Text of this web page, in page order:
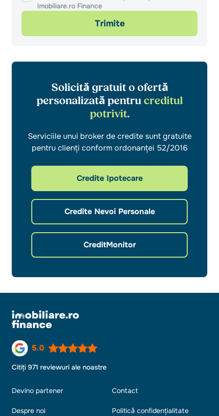
Imobiliare.ro Finance
Trimite
Solicită gratuit o ofertă
personalizată pentrucreditul
potrivit.
Serviciile unui broker de credite sunt gratuite
pentru clienți conform ordonanței 52/2016
Credite Ipotecare
Credite Nevoi Personale
CreditMonitor
5.0
Citiți 971 reviewuri ale noastre
Devino partener
Despre noi
Contact
Politică confidențialitate